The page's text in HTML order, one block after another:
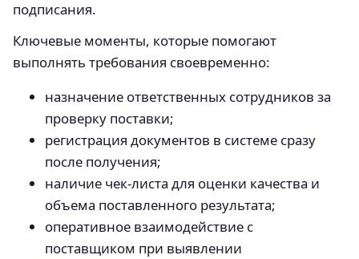
подписания.
Ключевые моменты, которые помогают
выполнять требования своевременно:
назначение ответственных сотрудников за
проверку поставки;
регистрация документов в системе сразу
после получения;
наличие чек-листа для оценки качества и
объема поставленного результата;
оперативное взаимодействие с
поставщиком при выявлении